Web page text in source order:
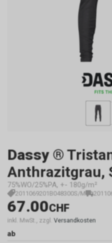
Dassy ®
Anthrazitgrau,
75%WO/25%PA, +- 180g/m²
2011069201B048300S/M
67.00CHF
inkl. MwSt., zzgl. Versandkosten
ab